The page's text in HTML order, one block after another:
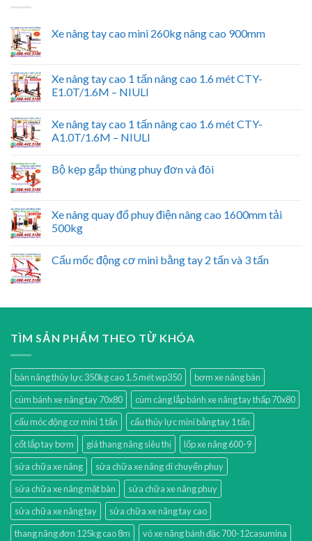
Xe nâng tay cao mini 260kg nâng cao 900mm
Xe nâng tay cao 1 tấn nâng cao 1.6 mét CTY-
E1.0T/1.6M – NIULI
Xe nâng tay cao 1 tấn nâng cao 1.6 mét CTY-
A1.0T/1.6M – NIULI
Bộ kẹp gắp thùng phuy đơn và đôi
Xe nâng quay đổ phuy điện nâng cao 1600mm tải
500kg
Cẩu mốc động cơ mini bằng tay 2 tấn và 3 tấn
TÌM SẢN PHẨM THEO TỪ KHÓA
bàn nâng thủy lực 350kg cao 1.5 mét wp350
bơm xe nâng bàn
cùm bánh xe nâng tay 70x80
cùm càng lắp bánh xe nâng tay thấp 70x80
cẩu móc động cơ mini 1 tấn
cẩu thủy lực mini bằng tay 1 tấn
cốt lắp tay bơm
giá thang nâng siêu thị
lốp xe nâng 600-9
sửa chữa xe nâng
sửa chữa xe nâng di chuyển phuy
sửa chữa xe nâng mặt bàn
sửa chữa xe nâng phuy
sửa chữa xe nâng tay
sửa chữa xe nâng tay cao
thang nâng đơn 125kg cao 8m
vỏ xe nâng bánh đặc 700-12casumina